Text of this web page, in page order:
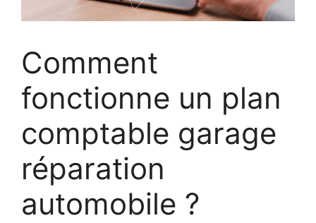
Comment
fonctionne un plan
comptable garage
réparation
automobile ?